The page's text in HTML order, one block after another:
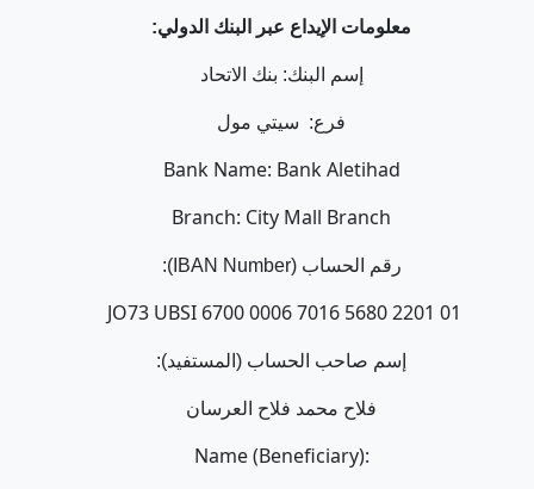
معلومات الإيداع عبر البنك الدولي:
إسم البنك: بنك الاتحاد
فرع: سيتي مول
Bank Name: Bank Aletihad
Branch: City Mall Branch
رقم الحساب (IBAN Number):
JO73 UBSI 6700 0006 7016 5680 2201 01
إسم صاحب الحساب (المستفيد):
فلاح محمد فلاح العرسان
Name (Beneficiary):